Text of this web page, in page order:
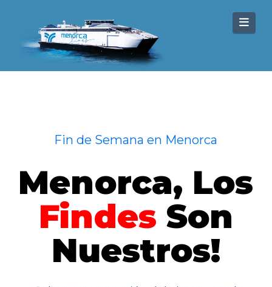
Fin de Semana en Menorca
Menorca, Los
Findes Son
Nuestros!